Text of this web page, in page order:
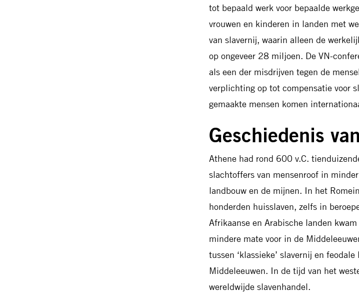
tot bepaald werk voor bepaalde
vrouwen en kinderen in landen met
van slavernij, waarin alleen de
op ongeveer 28 miljoen. De VN-
als een der misdrijven tegen de
verplichting op tot compensatie voor
gemaakte mensen komen
Geschiedenis
Athene had rond 600 v.C.
slachtoffers van mensenroof in
landbouw en de mijnen. In het
honderden huisslaven, zelfs in
Afrikaanse en Arabische landen
mindere mate voor in de
tussen ‘klassieke’ slavernij en
Middeleeuwen. In de tijd van het
wereldwijde slavenhandel.